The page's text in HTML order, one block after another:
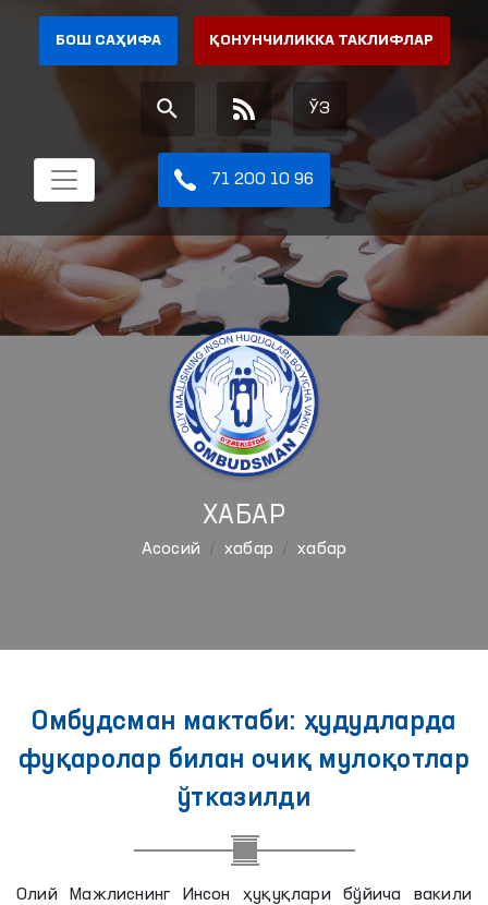
БОШ САҲИФА ҚОНУНЧИЛИККА ТАКЛИФЛАР
ЎЗ
71 200 10 96
ХАБАР
Aсосий хабар хабар
Омбудсман мактаби: ҳудудларда
фуқаролар билан очиқ мулоқотлар
ўтказилди
Олий Мажлиснинг Инсон ҳуқуқлари бўйича вакили